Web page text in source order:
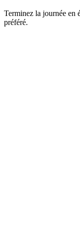
Terminez la journée en
préféré.